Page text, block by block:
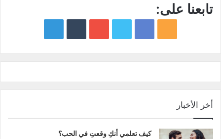
تابعنا على:
أخر الأخبار
كيف تعلمي أنكِ وقعتِ في الحب؟